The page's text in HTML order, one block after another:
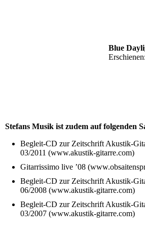
Blue
Stefans Musik ist zudem auf folgenden
Begleit-CD zur Zeitschrift Akustik-
03/2011 (www.akustik-gitarre.com)
Gitarrissimo live ’08
Begleit-CD zur Zeitschrift Akustik-
06/2008 (www.akustik-gitarre.com)
Begleit-CD zur Zeitschrift Akustik-
03/2007 (www.akustik-gitarre.com)